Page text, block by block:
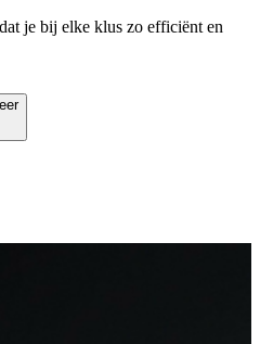
je bij elke klus zo efficiënt en